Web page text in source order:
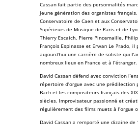
Cassanfait partie des personnalités
jeune génération des organistesfrançais.
Conservatoire de Caenet aux
Supérieurs de Musique de Pariset de
Thierry Escaich, Pierre Pincemaille
François Espinasse et Erwan Le Prado, il
aujourd’hui une carrière de soliste qui
nombreux lieux en France et à l’étranger.
David Cassan défend avec conviction
répertoire d’orgue avec une prédilection
Bachet les compositeurs français des XIX
siècles. Improvisateurpassionné et
régulièrement des films muets à l’orgue
David Cassan a remporté une dizaine de